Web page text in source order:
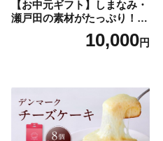
【お中元ギフト】しまなみ・
瀬戸田の素材がたっぷり！ジ
10,000円